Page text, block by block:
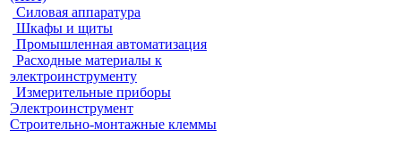
Силовая аппаратура
Шкафы и щиты
Промышленная автоматизация
Расходные материалы к
электроинструменту
Измерительные приборы
Электроинструмент
Строительно-монтажные клеммы